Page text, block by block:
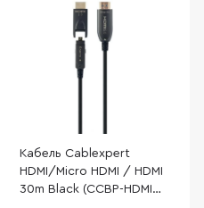
Кабель Cablexpert
HDMI/Micro HDMI / HDMI
30m Black (CCBP-HDMID-